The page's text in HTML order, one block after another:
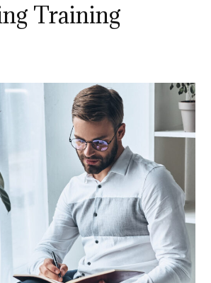
Training